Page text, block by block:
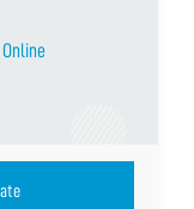
Online